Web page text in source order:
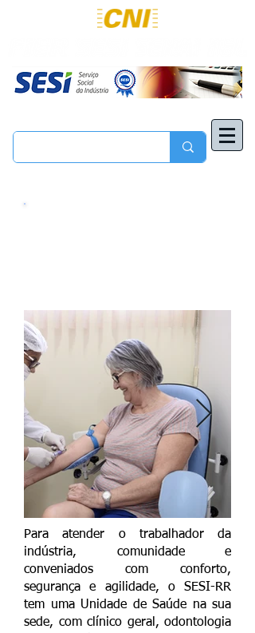
Para atender o trabalhador da
indústria, comunidade e
conveniados com conforto,
segurança e agilidade, o SESI-RR
tem uma Unidade de Saúde na sua
sede, com clínico geral, odontologia